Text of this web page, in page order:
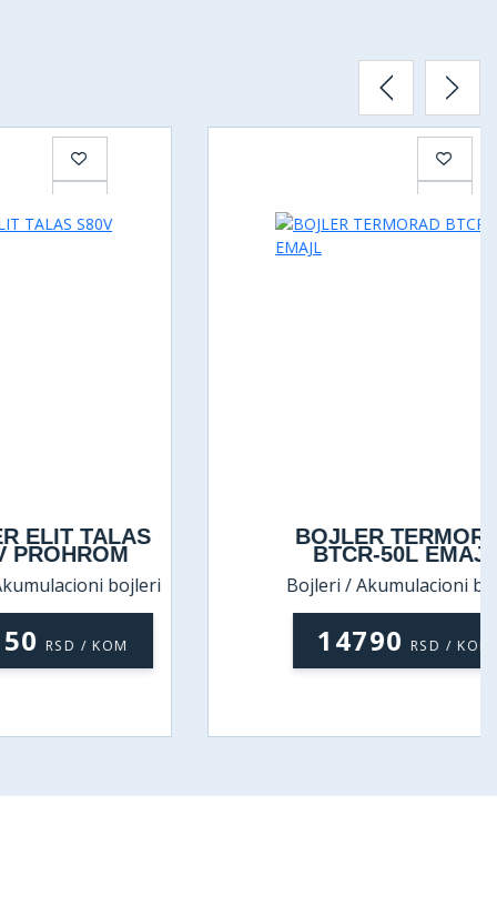
bojleri
/ KOM
BOJLER TERMORAD
BTCR-50L EMAJL
Bojleri / Akumulacioni bojleri
14790 RSD / KOM